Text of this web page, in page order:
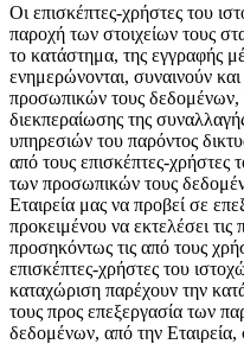
Οι επισκέπτες-χρήστες του
παροχή των στοιχείων τους
το κατάστημα, της εγγραφής
ενημερώνονται, συναινούν
προσωπικών τους δεδομένων,
διεκπεραίωσης της
υπηρεσιών του παρόντος
από τους επισκέπτες-χρήστες
των προσωπικών τους
Εταιρεία μας να προβεί σε
προκειμένου να εκτελέσει τις
προσηκόντως τις από τους
επισκέπτες-χρήστες του
καταχώριση παρέχουν την
τους προς επεξεργασία των
δεδομένων, από την Εταιρεία,